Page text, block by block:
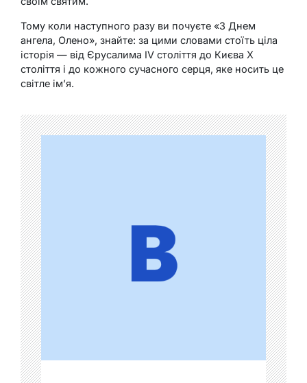
Тому коли наступного разу ви почуєте «З Днем
ангела, Олено», знайте: за цими словами стоїть ціла
історія — від Єрусалима IV століття до Києва X
століття і до кожного сучасного серця, яке носить це
світле ім’я.